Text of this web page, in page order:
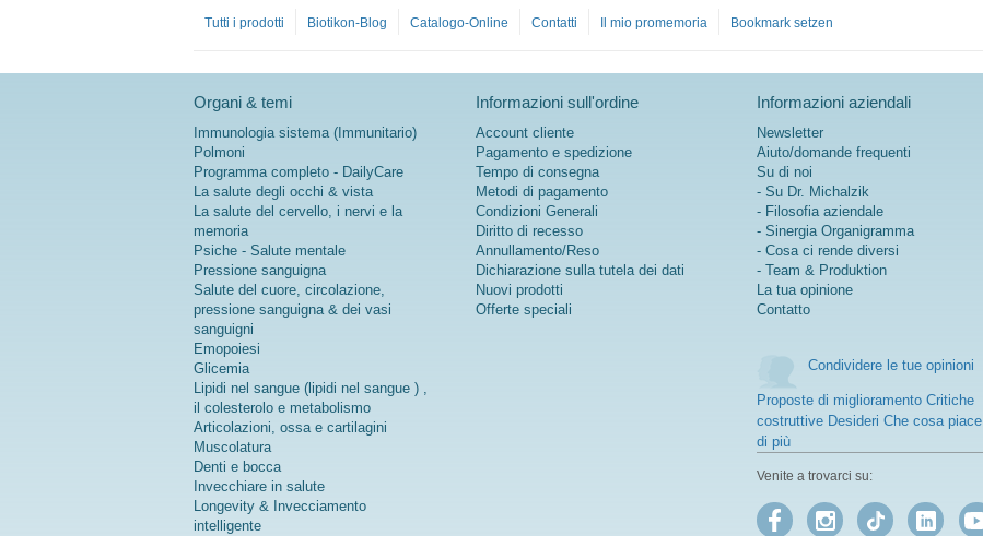
Tutti i prodotti Biotikon-Blog Catalogo-Online Contatti Il mio promemoria Bookmark setzen
Organi & temi
Immunologia sistema (Immunitario)
Polmoni
Programma completo - DailyCare
La salute degli occhi & vista
La salute del cervello, i nervi e la
memoria
Psiche - Salute mentale
Pressione sanguigna
Salute del cuore, circolazione,
pressione sanguigna & dei vasi
sanguigni
Emopoiesi
Glicemia
Lipidi nel sangue (lipidi nel sangue ) ,
il colesterolo e metabolismo
Articolazioni, ossa e cartilagini
Muscolatura
Denti e bocca
Invecchiare in salute
Longevity & Invecciamento
intelligente
Informazioni sull'ordine
Account cliente
Pagamento e spedizione
Tempo di consegna
Metodi di pagamento
Condizioni Generali
Diritto di recesso
Annullamento/Reso
Dichiarazione sulla tutela dei dati
Nuovi prodotti
Offerte speciali
Informazioni aziendali
Newsletter
Aiuto/domande frequenti
Su di noi
- Su Dr. Michalzik
- Filosofia aziendale
- Sinergia Organigramma
- Cosa ci rende diversi
- Team & Produktion
La tua opinione
Contatto
Condividere le tue opinioni
Proposte di miglioramento Critiche
costruttive Desideri Che cosa piace
di più
Venite a trovarci su: